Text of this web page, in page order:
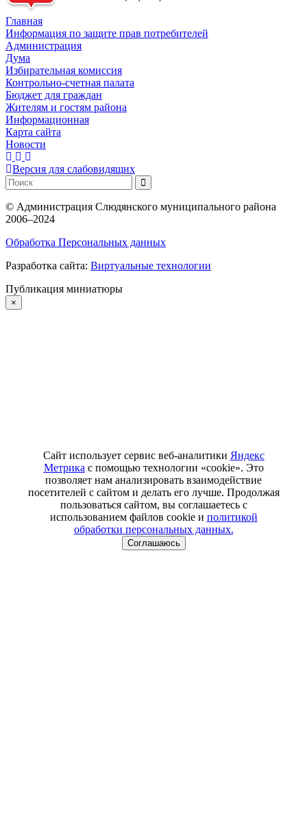
Главная
Информация по защите прав потребителей
Администрация
Дума
Избирательная комиссия
Контрольно-счетная палата
Бюджет для граждан
Жителям и гостям района
Информационная
Карта сайта
Новости
Версия для слабовидящих
© Администрация Слюдянского муниципального района
2006–2024
Обработка Персональных данных
Разработка сайта: Виртуальные технологии
Публикация миниатюры
×
Сайт использует сервис веб-аналитики Яндекс
Метрика с помощью технологии «cookie». Это
позволяет нам анализировать взаимодействие
посетителей с сайтом и делать его лучше. Продолжая
пользоваться сайтом, вы соглашаетесь с
использованием файлов cookie и политикой
обработки персональных данных.
Соглашаюсь